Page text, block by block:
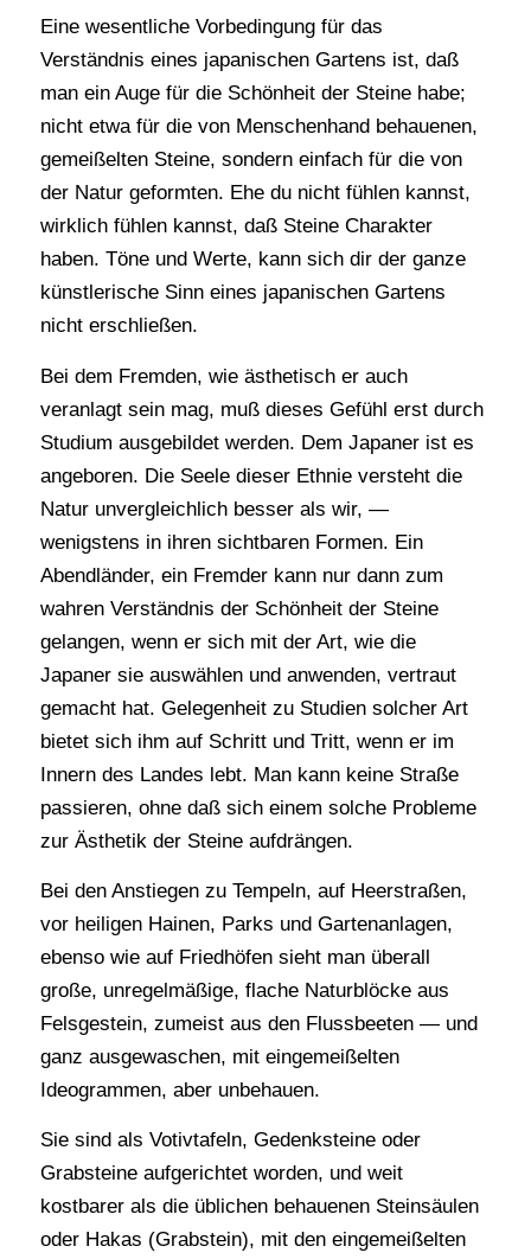
Eine wesentliche Vorbedingung für das
Verständnis eines japanischen Gartens ist, daß
man ein Auge für die Schönheit der Steine habe;
nicht etwa für die von Menschenhand behauenen,
gemeißelten Steine, sondern einfach für die von
der Natur geformten. Ehe du nicht fühlen kannst,
wirklich fühlen kannst, daß Steine Charakter
haben. Töne und Werte, kann sich dir der ganze
künstlerische Sinn eines japanischen Gartens
nicht erschließen.
Bei dem Fremden, wie ästhetisch er auch
veranlagt sein mag, muß dieses Gefühl erst durch
Studium ausgebildet werden. Dem Japaner ist es
angeboren. Die Seele dieser Ethnie versteht die
Natur unvergleichlich besser als wir, —
wenigstens in ihren sichtbaren Formen. Ein
Abendländer, ein Fremder kann nur dann zum
wahren Verständnis der Schönheit der Steine
gelangen, wenn er sich mit der Art, wie die
Japaner sie auswählen und anwenden, vertraut
gemacht hat. Gelegenheit zu Studien solcher Art
bietet sich ihm auf Schritt und Tritt, wenn er im
Innern des Landes lebt. Man kann keine Straße
passieren, ohne daß sich einem solche Probleme
zur Ästhetik der Steine aufdrängen.
Bei den Anstiegen zu Tempeln, auf Heerstraßen,
vor heiligen Hainen, Parks und Gartenanlagen,
ebenso wie auf Friedhöfen sieht man überall
große, unregelmäßige, flache Naturblöcke aus
Felsgestein, zumeist aus den Flussbeeten — und
ganz ausgewaschen, mit eingemeißelten
Ideogrammen, aber unbehauen.
Sie sind als Votivtafeln, Gedenksteine oder
Grabsteine aufgerichtet worden, und weit
kostbarer als die üblichen behauenen Steinsäulen
oder Hakas (Grabstein), mit den eingemeißelten